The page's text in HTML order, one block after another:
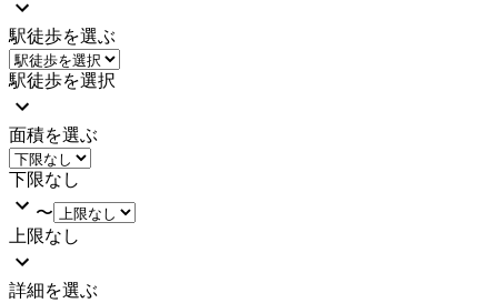
駅徒歩を選ぶ
駅徒歩を選択
面積を選ぶ
下限なし
〜
上限なし
詳細を選ぶ